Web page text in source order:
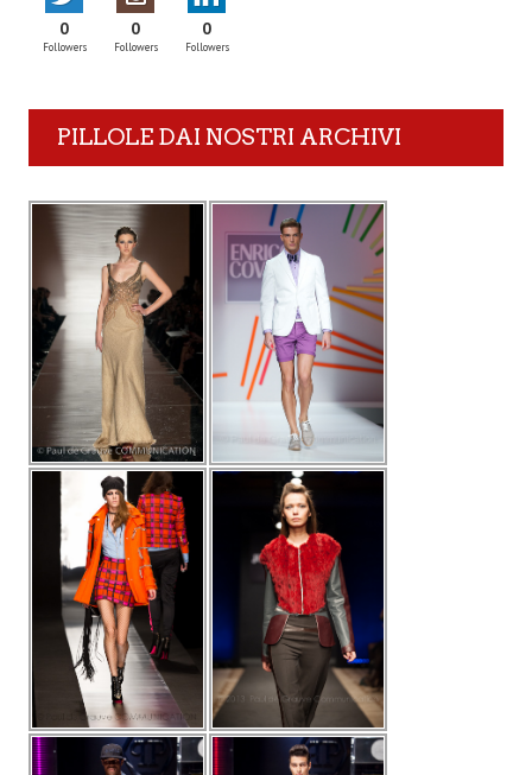
0
Followers
0
Followers
0
Followers
PILLOLE DAI NOSTRI ARCHIVI